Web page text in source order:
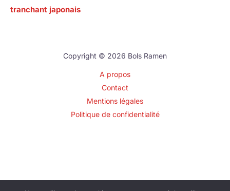
tranchant japonais
Copyright © 2026 Bols Ramen
A propos
Contact
Mentions légales
Politique de confidentialité